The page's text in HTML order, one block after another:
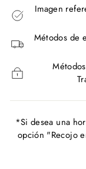
Imagen
Métodos de
*Si desea una
opción "Recojo